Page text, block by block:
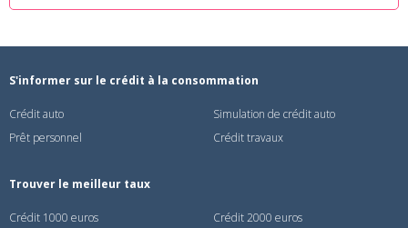
S'informer sur le crédit à la consommation
Crédit auto
Simulation de crédit auto
Prêt personnel
Crédit travaux
Trouver le meilleur taux
Crédit 1000 euros
Crédit 2000 euros